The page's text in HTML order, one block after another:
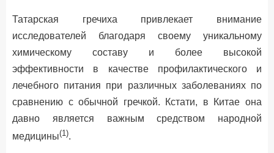
Татарская гречиха привлекает внимание
исследователей благодаря своему уникальному
химическому составу и более высокой
эффективности в качестве профилактического и
лечебного питания при различных заболеваниях по
сравнению с обычной гречкой. Кстати, в Китае она
давно является важным средством народной
медицины(1).